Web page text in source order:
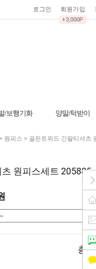
로그인 회원가입
+3,000P
/보행기화 양말/턱받이
> 원피스 > 골든트위드 긴팔티셔츠
원피스세트 205885
총